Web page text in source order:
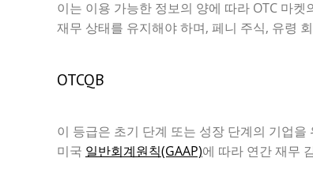
이는 이용 가능한 정보의 양에 따라 OTC 마
재무 상태를 유지해야 하며, 페니 주식, 유령
OTCQB
이 등급은 초기 단계 또는 성장 단계의 기업
미국 일반회계원칙(GAAP)에 따라 연간 재무